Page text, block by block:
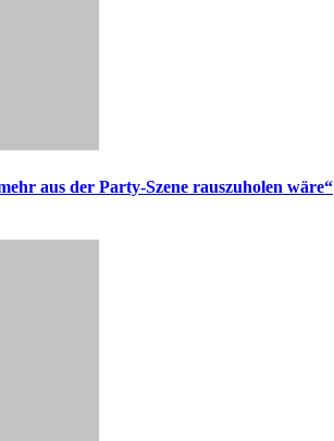
aus der Party-Szene rauszuholen wäre“